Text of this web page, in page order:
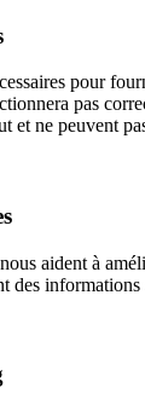
pour
pas
et ne peuvent
aident à
des